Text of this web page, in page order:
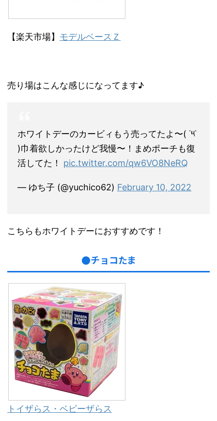
【楽天市場】 モデルベースＺ
売り場はこんな感じになってます♪
ホワイトデーのカービィもう売ってたよ〜( ˙༥˙
)巾着欲しかったけど我慢〜！まめポーチも復
活してた！ pic.twitter.com/qw6VO8NeRQ
— ゆち子 (@yuchico62) February 10, 2022
こちらもホワイトデーにおすすめです！
●チョコたま
トイザらス・ベビーザらス